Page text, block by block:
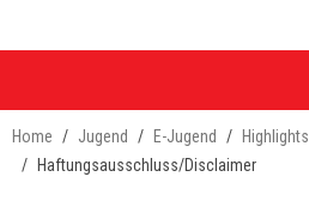
Home Jugend E-Jugend Highlights
Haftungsausschluss/Disclaimer